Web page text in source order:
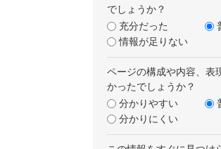
でしょうか？
充分だった
情報が足りない
ページの構成や内容、表
かったでしょうか？
分かりやすい
分かりにくい